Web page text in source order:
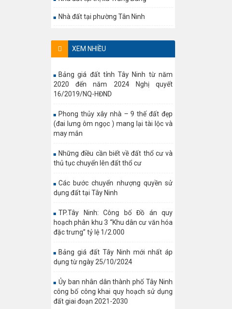
Nhà đất tại phường Tân Ninh
XEM NHIỀU
Bảng giá đất tỉnh Tây Ninh từ năm
2020 đến năm 2024 Nghị quyết
16/2019/NQ-HĐND
Phong thủy xây nhà – 9 thế đất đẹp
(đai lưng ôm ngọc ) mang lại tài lộc và
may mắn
Những điều cần biết về đất thổ cư và
thủ tục chuyển lên đất thổ cư
Các bước chuyển nhượng quyền sử
dụng đất tại Tây Ninh
TP.Tây Ninh: Công bố Đồ án quy
hoạch phân khu 3 “Khu dân cư văn hóa
đặc trưng” tỷ lệ 1/2.000
Bảng giá đất Tây Ninh mới nhất áp
dụng từ ngày 25/10/2024
Ủy ban nhân dân thành phố Tây Ninh
công bố công khai quy hoạch sử dụng
đất giai đoạn 2021-2030